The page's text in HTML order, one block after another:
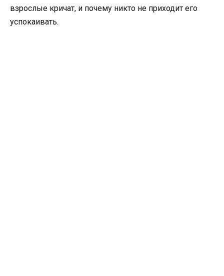
взрослые кричат, и почему никто не приходит его
успокаивать.